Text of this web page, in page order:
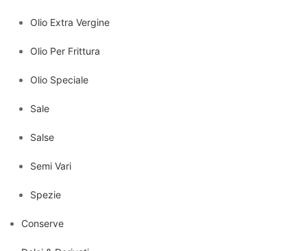
Olio Extra Vergine
Olio Per Frittura
Olio Speciale
Sale
Salse
Semi Vari
Spezie
Conserve